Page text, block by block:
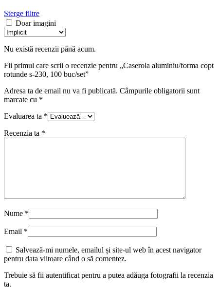
Sterge filtre
Doar imagini
Nu există recenzii până acum.
Fii primul care scrii o recenzie pentru „Caserola aluminiu/forma copt
rotunde s-230, 100 buc/set”
Adresa ta de email nu va fi publicată. Câmpurile obligatorii sunt
marcate cu *
Evaluarea ta *
Recenzia ta *
Nume *
Email *
Salvează-mi numele, emailul și site-ul web în acest navigator
pentru data viitoare când o să comentez.
Trebuie să fii autentificat pentru a putea adăuga fotografii la recenzia
ta.